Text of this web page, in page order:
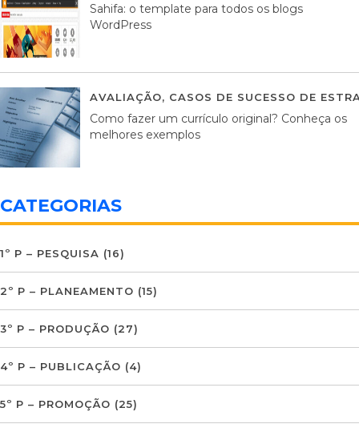
Sahifa: o template para todos os blogs
WordPress
AVALIAÇÃO, CASOS DE SUCESSO DE
Como fazer um currículo original? Conheça os
melhores exemplos
CATEGORIAS
1º P – PESQUISA (16)
2º P – PLANEAMENTO (15)
3º P – PRODUÇÃO (27)
4º P – PUBLICAÇÃO (4)
5º P – PROMOÇÃO (25)